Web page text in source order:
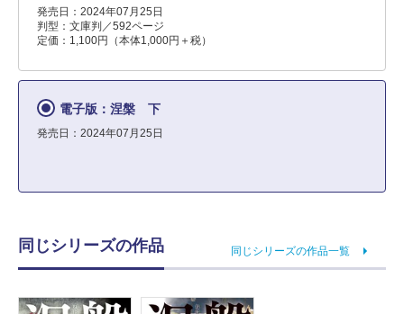
発売日：2024年07月25日
判型：文庫判／592ページ
定価：1,100円（本体1,000円＋税）
電子版：涅槃 下
発売日：2024年07月25日
同じシリーズの作品 同じシリーズの作品一覧